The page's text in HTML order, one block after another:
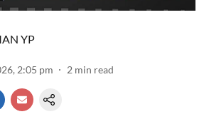
YP
2:05 pm 2 min read